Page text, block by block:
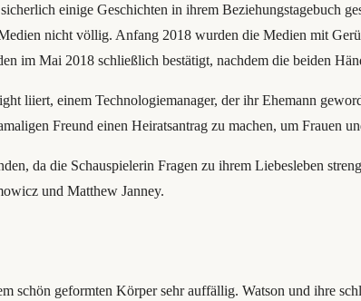
einige Geschichten in ihrem Beziehungstagebuch
nicht völlig. Anfang 2018 wurden die Medien mit
im Mai 2018 schließlich bestätigt, nachdem die beiden
liiert, einem Technologiemanager, der ihr Ehemann
Freund einen Heiratsantrag zu machen, um Frauen
da die Schauspielerin Fragen zu ihrem Liebesleben
und Matthew Janney.
schön geformten Körper sehr auffällig. Watson und ihre